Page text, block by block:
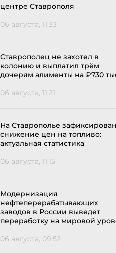
центре Ставрополя
06 августа, 11:33
Ставрополец не захотел в
колонию и выплатил трём
дочерям алименты на ₽730
06 августа, 11:21
На Ставрополье
снижение цен на топливо:
актуальная статистика
06 августа, 11:15
Модернизация
нефтеперерабатывающих
заводов в России выведет
переработку на мировой
06 августа, 09:52